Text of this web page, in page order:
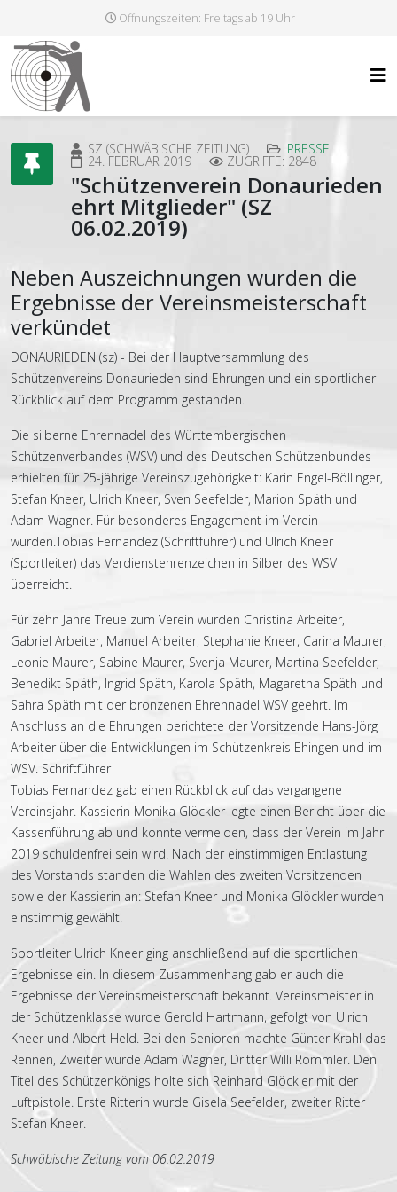
Öffnungszeiten: Freitags ab 19 Uhr
SZ (SCHWÄBISCHE ZEITUNG) PRESSE
24. FEBRUAR 2019 ZUGRIFFE: 2848
"Schützenverein Donaurieden
ehrt Mitglieder" (SZ
06.02.2019)
Neben Auszeichnungen wurden die
Ergebnisse der Vereinsmeisterschaft
verkündet
DONAURIEDEN (sz) - Bei der Hauptversammlung des
Schützenvereins Donaurieden sind Ehrungen und ein sportlicher
Rückblick auf dem Programm gestanden.
Die silberne Ehrennadel des Württembergischen
Schützenverbandes (WSV) und des Deutschen Schützenbundes
erhielten für 25-jährige Vereinszugehörigkeit: Karin Engel-Böllinger,
Stefan Kneer, Ulrich Kneer, Sven Seefelder, Marion Späth und
Adam Wagner. Für besonderes Engagement im Verein
wurden.Tobias Fernandez (Schriftführer) und Ulrich Kneer
(Sportleiter) das Verdienstehrenzeichen in Silber des WSV
überreicht.
Für zehn Jahre Treue zum Verein wurden Christina Arbeiter,
Gabriel Arbeiter, Manuel Arbeiter, Stephanie Kneer, Carina Maurer,
Leonie Maurer, Sabine Maurer, Svenja Maurer, Martina Seefelder,
Benedikt Späth, Ingrid Späth, Karola Späth, Magaretha Späth und
Sahra Späth mit der bronzenen Ehrennadel WSV geehrt. Im
Anschluss an die Ehrungen berichtete der Vorsitzende Hans-Jörg
Arbeiter über die Entwicklungen im Schützenkreis Ehingen und im
WSV. Schriftführer
Tobias Fernandez gab einen Rückblick auf das vergangene
Vereinsjahr. Kassierin Monika Glöckler legte einen Bericht über die
Kassenführung ab und konnte vermelden, dass der Verein im Jahr
2019 schuldenfrei sein wird. Nach der einstimmigen Entlastung
des Vorstands standen die Wahlen des zweiten Vorsitzenden
sowie der Kassierin an: Stefan Kneer und Monika Glöckler wurden
einstimmig gewählt.
Sportleiter Ulrich Kneer ging anschließend auf die sportlichen
Ergebnisse ein. In diesem Zusammenhang gab er auch die
Ergebnisse der Vereinsmeisterschaft bekannt. Vereinsmeister in
der Schützenklasse wurde Gerold Hartmann, gefolgt von Ulrich
Kneer und Albert Held. Bei den Senioren machte Günter Krahl das
Rennen, Zweiter wurde Adam Wagner, Dritter Willi Rommler. Den
Titel des Schützenkönigs holte sich Reinhard Glöckler mit der
Luftpistole. Erste Ritterin wurde Gisela Seefelder, zweiter Ritter
Stefan Kneer.
Schwäbische Zeitung vom 06.02.2019